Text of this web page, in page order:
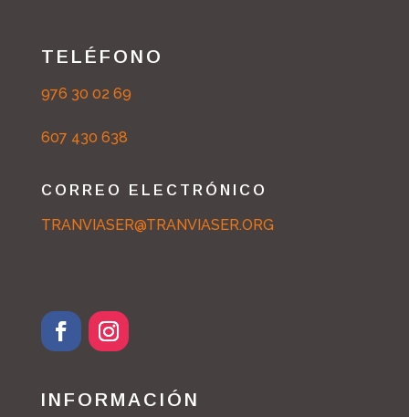
TELÉFONO
976 30 02 69
607 430 638
CORREO ELECTRÓNICO
TRANVIASER@TRANVIASER.ORG
INFORMACIÓN